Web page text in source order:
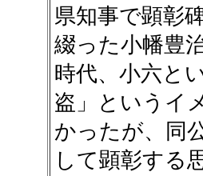
県知事で顕彰
綴った小幡豊
時代、小六と
盗」というイ
かったが、同
して顕彰する